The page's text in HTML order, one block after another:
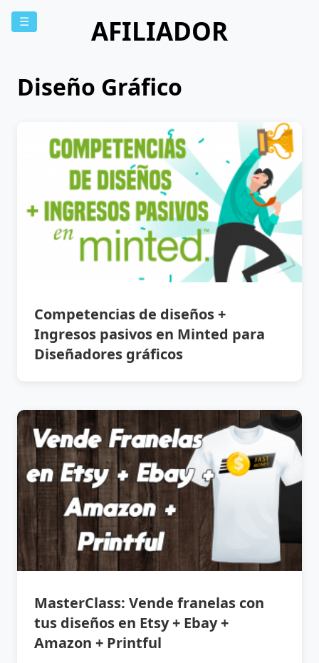
☰ AFILIADOR
Diseño Gráfico
Competencias de diseños +
Ingresos pasivos en Minted para
Diseñadores gráficos
MasterClass: Vende franelas con
tus diseños en Etsy + Ebay +
Amazon + Printful